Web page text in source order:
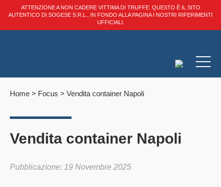
ATTENZIONE A NON CADERE VITTIMA DI TRUFFE: QUESTO È IL SITO
AUTENTICO DI SOGESE S.R.L., IN FONDO ALLA PAGINA I NOSTRI RIFERIMENTI
UFFICIALI.
Home > Focus > Vendita container Napoli​
Vendita container Napoli​
Pubblicazione: 19 Novembre 2025